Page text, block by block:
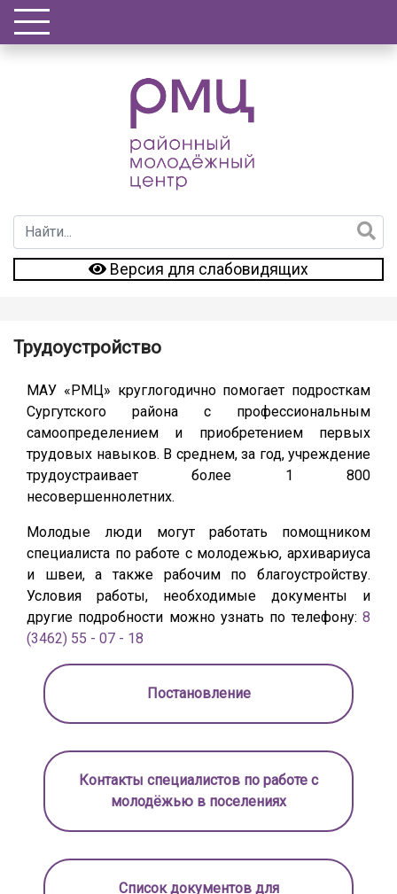
Версия для слабовидящих
Трудоустройство
МАУ «РМЦ» круглогодично помогает подросткам
Сургутского района с профессиональным
самоопределением и приобретением первых
трудовых навыков. В среднем, за год, учреждение
трудоустраивает более 1 800
несовершеннолетних.
Молодые люди могут работать помощником
специалиста по работе с молодежью, архивариуса
и швеи, а также рабочим по благоустройству.
Условия работы, необходимые документы и
другие подробности можно узнать по телефону: 8
(3462) 55 - 07 - 18
Постановление
Контакты специалистов по работе с
молодёжью в поселениях
Список документов для